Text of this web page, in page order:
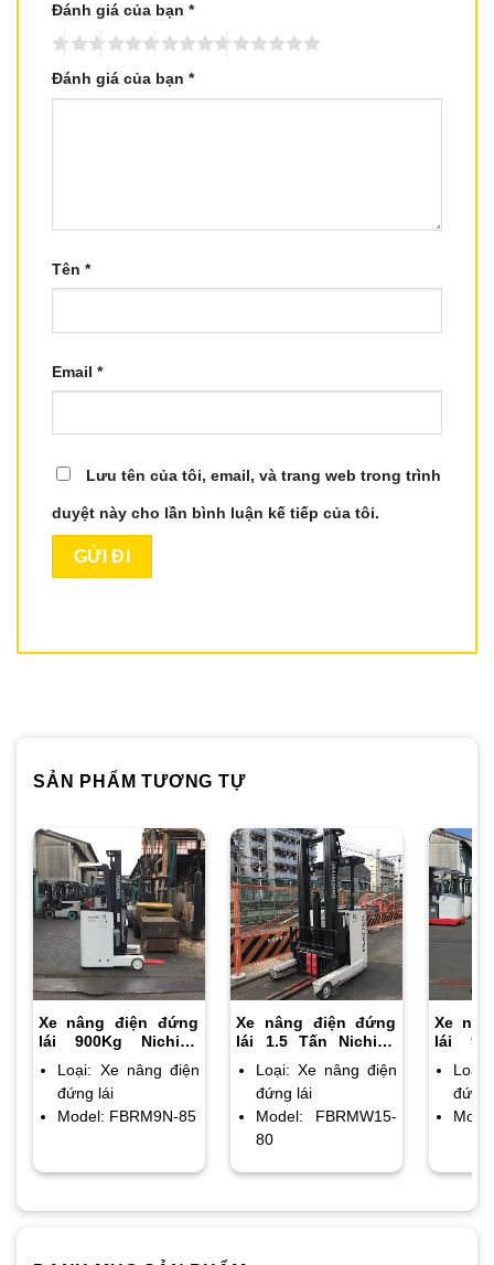
Đánh giá của bạn *
Đánh giá của bạn *
Tên *
Email *
Lưu tên của tôi, email, và trang web trong trình
duyệt này cho lần bình luận kế tiếp của tôi.
SẢN PHẨM TƯƠNG TỰ
Xe nâng điện đứng
lái 900Kg Nichiyu
cao nâng 4m
Loại: Xe nâng điện
đứng lái
Model: FBRM9N-85
Xe nâng điện đứng
lái 1.5 Tấn Nichiyu
cao nâng 6m triple
Loại: Xe nâng điện
đứng lái
Model: FBRMW15-
80
Xe
lái
cao
đứng